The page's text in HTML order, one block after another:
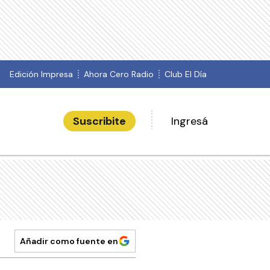
Edición Impresa Ahora Cero Radio Club El Día
Suscribite Ingresá
Añadir como fuente en